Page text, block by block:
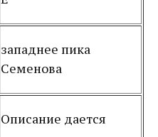
западнее пика
Семенова
Описание дается